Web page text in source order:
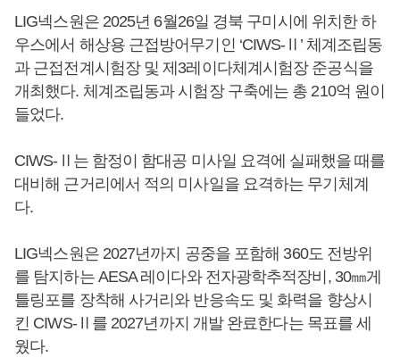
LIG넥스원은 2025년 6월26일 경북 구미시에 위치한 하
우스에서 해상용 근접방어무기인 ‘CIWS-Ⅱ’ 체계조립동
과 근접전계시험장 및 제3레이다체계시험장 준공식을
개최했다. 체계조립동과 시험장 구축에는 총 210억 원이
들었다.
CIWS-Ⅱ는 함정이 함대공 미사일 요격에 실패했을 때를
대비해 근거리에서 적의 미사일을 요격하는 무기체계
다.
LIG넥스원은 2027년까지 공중을 포함해 360도 전방위
를 탐지하는 AESA 레이다와 전자광학추적장비, 30㎜게
틀링포를 장착해 사거리와 반응속도 및 화력을 향상시
킨 CIWS-Ⅱ를 2027년까지 개발 완료한다는 목표를 세
웠다.